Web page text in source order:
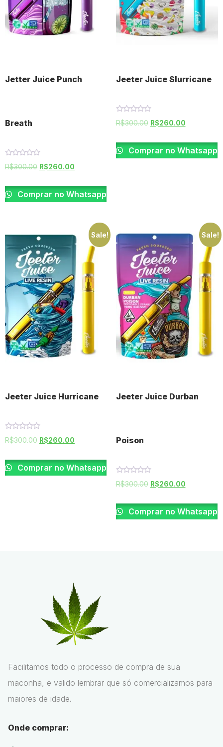
Jetter Juice Punch
Breath
Rated
0
5
R$300.00 R$260.00
Comprar no Whatsapp
Jeeter Juice Slurricane
Rated
0
5
R$300.00 R$260.00
Comprar no Whatsapp
Sale!
Jeeter Juice Hurricane
Rated
0
5
R$300.00 R$260.00
Comprar no Whatsapp
Sale!
Jeeter Juice Durban
Poison
Rated
0
5
R$300.00 R$260.00
Comprar no Whatsapp
Facilitamos todo o processo de compra de sua
maconha, e valido lembrar que só comercializamos para
maiores de idade.
Onde comprar: